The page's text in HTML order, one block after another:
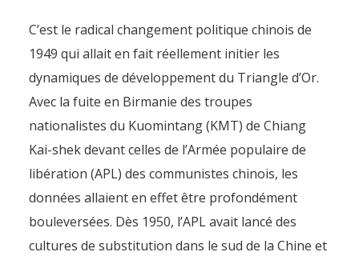
C’est le radical changement politique chinois de
1949 qui allait en fait réellement initier les
dynamiques de développement du Triangle d’Or.
Avec la fuite en Birmanie des troupes
nationalistes du Kuomintang (KMT) de Chiang
Kai-shek devant celles de l’Armée populaire de
libération (APL) des communistes chinois, les
données allaient en effet être profondément
bouleversées. Dès 1950, l’APL avait lancé des
cultures de substitution dans le sud de la Chine et